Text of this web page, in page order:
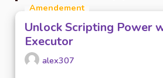
Amendement
Unlock Scripting Power
Executor
alex307